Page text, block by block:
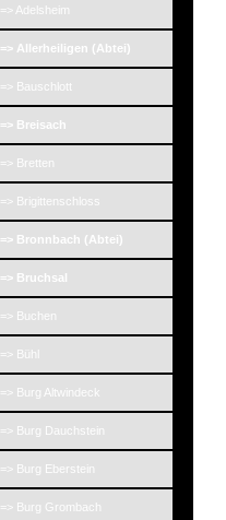
=> Adelsheim
=> Allerheiligen (Abtei)
=> Bauschlott
=> Breisach
=> Bretten
=> Brigittenschloss
=> Bronnbach (Abtei)
=> Bruchsal
=> Buchen
=> Bühl
=> Burg Altwindeck
=> Burg Dauchstein
=> Burg Eberstein
=> Burg Grombach